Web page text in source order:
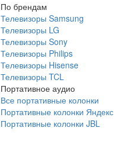
По брендам
Телевизоры Samsung
Телевизоры LG
Телевизоры Sony
Телевизоры Philips
Телевизоры Hisense
Телевизоры TCL
Портативное аудио
Все портативные колонки
Портативные колонки Яндекс
Портативные колонки JBL